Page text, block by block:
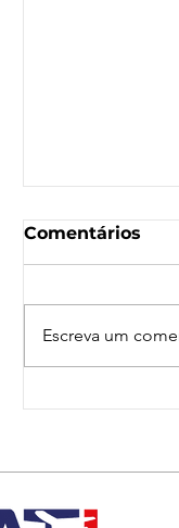
Comentários
Escreva um